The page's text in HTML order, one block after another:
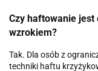
Czy haftowanie jest
wzrokiem?
Tak. Dla osób z
techniki haftu